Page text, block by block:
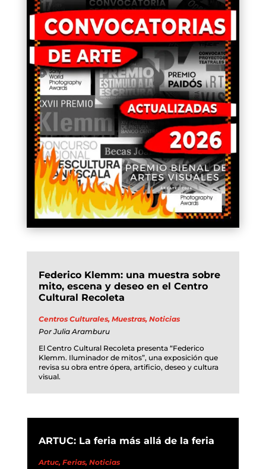
Federico Klemm: una muestra sobre
mito, escena y deseo en el Centro
Cultural Recoleta
Centros Culturales, Muestras, Noticias
PorJulia Aramburu
El Centro Cultural Recoleta presenta “Federico
Klemm. Iluminador de mitos”, una exposición que
revisa su obra entre ópera, artificio, deseo y cultura
visual.
ARTUC: La feria más allá de la feria
Artuc, Ferias, Noticias